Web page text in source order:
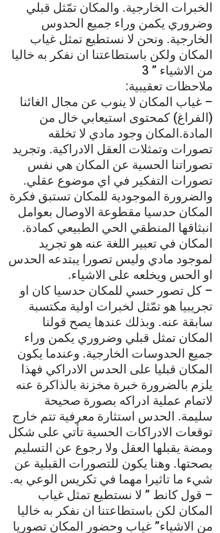
الخبرات الخارجية. والمكان تمّثل قبلي
وضروري يكمن وراء جميع الحدوس
الخارجية. ونحن لا نستطيع تمثل غياب
المكان ولكن باستطاعتنا ان نفكر به خاليا
من الاشياء ” 3
ملاحظات تعقيبية:
– غياب المكان لا ينوب عن مجال الغائنا
(الفراغ) كمحتوى استيعابي خال من
المادة.المكان وجود مادي لا تخلقه
تصورات وتمثلات العقل الادراكية. وتجريد
تصوراتنا الحسية عن المكان هي نفس
تصورات التفكير في اي موضوع عقلي.
والضرورة الموجودية للمكان تستبق فكرة
المكان حدسيا مقطوعة الاوصال بعوامل
انبثاقها المنطقي الحي الطبيعي كمادة.
المكان في تعبير اللغة عنه هو تجريد
لموجود مادي وليس تصورا يبتدعه الحدس
او الحس ويخلعه على الاشياء.
– كل تصور حسي للمكان حدسيا كان او
تجريبيا هو تمّثل لخبرات اولية مكتسبة
سابقة عنه. وبذلك عندها يصح قولنا
المكان تمثل قبلي وضروري يكمن وراء
جميع الحدوسات الخارجية. وعندما يكون
المكان قبليا على الحدس الادراكي فهذا
يلزم بالضرورة خبرة مخزنة بالذاكرة عنه
لاتمام عملية ادراكه بصورة صحيحة
سليمة. الحدس استثارة معرفية تتم خارج
توقعات الادراكات الحسية تأتي على شكل
ومضة يقبلها العقل ولا رجوع عن التسليم
بصحتها. وهنا يكون للتصورات القبلية عن
شيء ما تاثيرا مهما في تكريس الوعي به.
– قول كانط ” لا نستطيع تمثل غياب
المكان لكن باستطاعتنا ان نفكر به خاليا
من الاشياء” غياب وحضور المكان تصوريا